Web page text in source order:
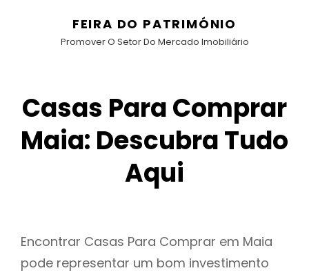
FEIRA DO PATRIMÓNIO
Promover O Setor Do Mercado Imobiliário
Casas Para Comprar
Maia: Descubra Tudo
Aqui
Encontrar Casas Para Comprar em Maia
pode representar um bom investimento